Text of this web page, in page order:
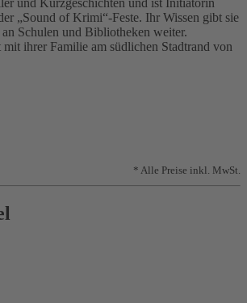
und Kurzgeschichten und ist Initiatorin
„Sound of Krimi“-Feste. Ihr Wissen gibt sie
Schulen und Bibliotheken weiter.
ihrer Familie am südlichen Stadtrand von
* Alle Preise inkl. MwSt.